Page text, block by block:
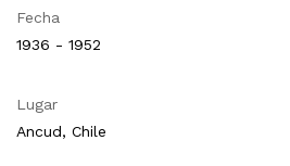
Fecha
1936 - 1952
Lugar
Ancud, Chile